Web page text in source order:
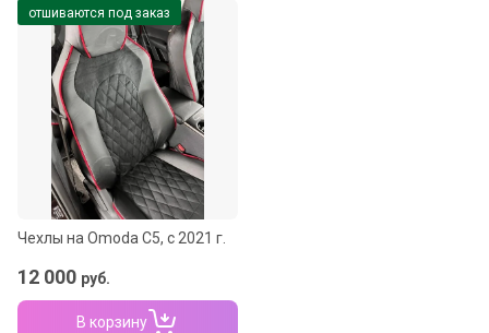
Цена - возрастание
Название - Я-А
Название - А-Я
отшиваются под заказ
Чехлы на Omoda C5, с 2021 г.
12 000 руб.
В корзину